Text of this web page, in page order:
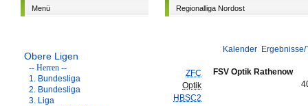
Menü
Obere Ligen
-- Herren --
1. Bundesliga
2. Bundesliga
3. Liga
Regionalliga Nordost
Kalender
ZFC
Optik
HBSC2
FSV Optik Rathenow